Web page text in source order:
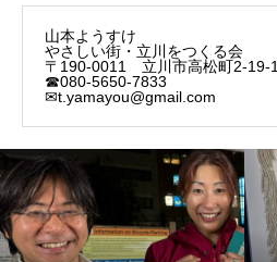
山本ようすけ
やさしい街・立川をつくる会
〒190-0011 立川市高松町2-19-1
☎080-5650-7833
✉t.yamayou@gmail.com